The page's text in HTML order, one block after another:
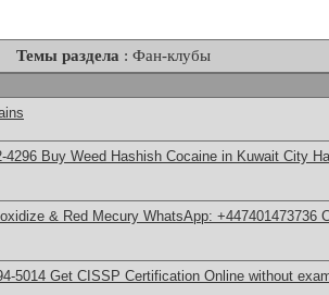
Темы раздела : Фан-клубы
4296 Buy Weed Hashish Cocaine in Kuwait City
& Red Mecury WhatsApp: +447401473736
5014​ Get CISSP Certification Online without